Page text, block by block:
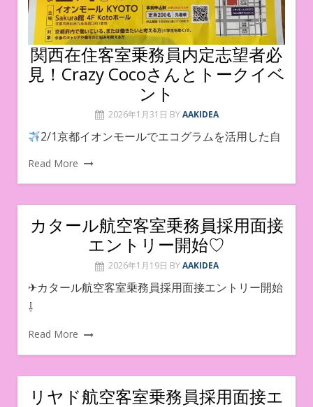
関西在住客室乗務員内定志望者必
見！Crazy Cocoさんとトークイベ
ント
2026年1月31日 BY AAKIDEA
2/1京都イオンモールでエコグラムを活用した自
Read More
カタール航空客室乗務員採用面接
エントリー開始♡
2026年1月19日 BY AAKIDEA
✈︎カタール航空客室乗務員採用面接エントリー開始
⇩
Read More
リヤド航空客室乗務員採用面接エ